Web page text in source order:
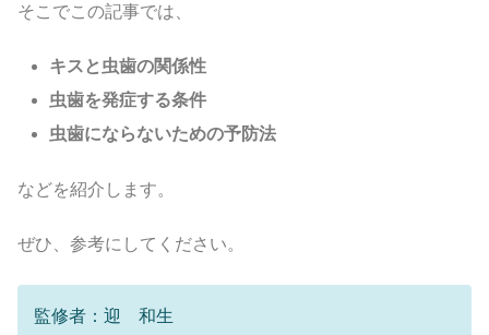
そこでこの記事では、
キスと虫歯の関係性
虫歯を発症する条件
虫歯にならないための予防法
などを紹介します。
ぜひ、参考にしてください。
監修者：迎 和生